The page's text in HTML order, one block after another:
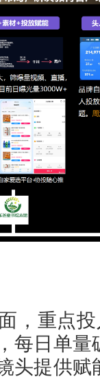
，重点
每日单
头提供